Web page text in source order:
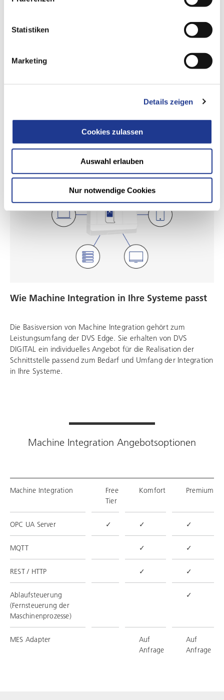
Statistiken
Marketing
Details zeigen
Cookies zulassen
Auswahl erlauben
Nur notwendige Cookies
Updates
der Maschine
Einfacher Import von PLC-Deklarationen
Wie Machine Integration in Ihre Systeme passt
Die Basisversion von Machine Integration gehört zum
Leistungsumfang der DVS Edge. Sie erhalten von DVS
DIGITAL ein individuelles Angebot für die Realisation der
Schnittstelle passend zum Bedarf und Umfang der Integration
in Ihre Systeme.
Machine Integration Angebotsoptionen
Machine Integration
Free
Tier
Komfort Premium
OPC UA Server ✓ ✓ ✓
MQTT ✓ ✓
REST / HTTP ✓ ✓
Ablaufsteuerung
(Fernsteuerung der
Maschinenprozesse)
✓
MES Adapter
Auf
Anfrage
Auf
Anfrage